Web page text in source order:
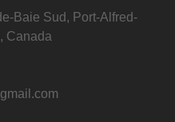
Baie Sud, Port-Alfred-
Canada